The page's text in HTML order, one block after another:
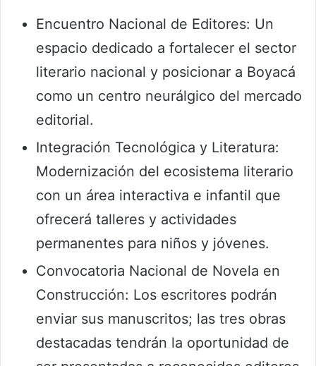
Encuentro Nacional de Editores: Un
espacio dedicado a fortalecer el sector
literario nacional y posicionar a Boyacá
como un centro neurálgico del mercado
editorial.
Integración Tecnológica y Literatura:
Modernización del ecosistema literario
con un área interactiva e infantil que
ofrecerá talleres y actividades
permanentes para niños y jóvenes.
Convocatoria Nacional de Novela en
Construcción: Los escritores podrán
enviar sus manuscritos; las tres obras
destacadas tendrán la oportunidad de